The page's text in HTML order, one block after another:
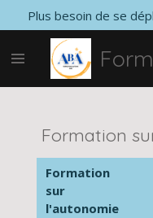
Passer
au
contenu
principal
Plus besoin de se
Formation
Formation
sur
l'autonomie